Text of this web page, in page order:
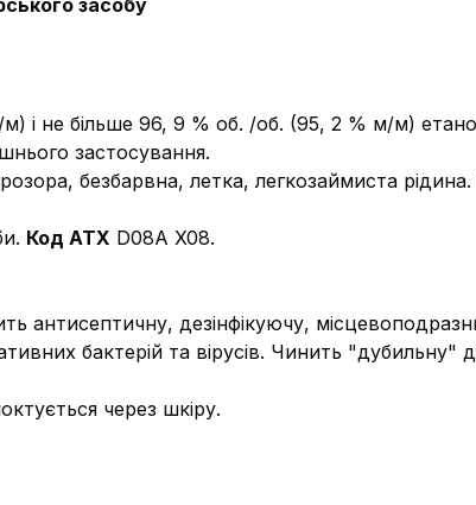
засобу
і не більше 96, 9 % об. /об. (95, 2 % м/м)
застосування.
безбарвна, летка, легкозаймиста рідина.
Код АТХ D08A X08.
антисептичну, дезінфікуючу,
бактерій та вірусів. Чинить "дубильну"
через шкіру.